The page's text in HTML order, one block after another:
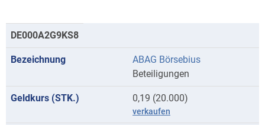
DE000A2G9KS8
ABAG Börsebius
Beteiligungen
0,19 (20.000)
verkaufen